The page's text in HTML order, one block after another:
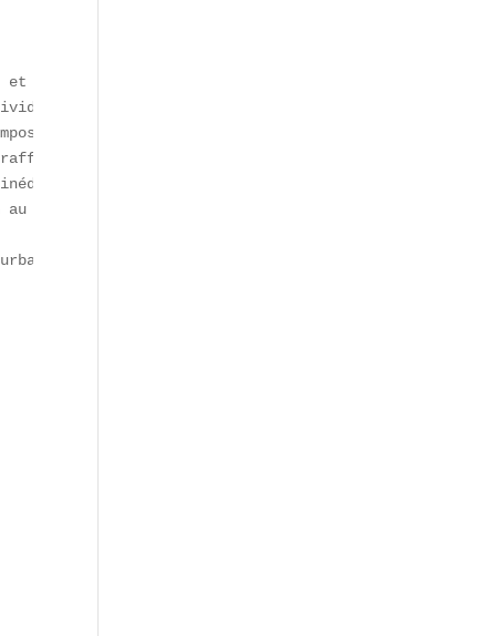
de la **gastronomie urbaine** en France :
Né sur TikTok et plébiscité à Paris, Lyon
dans les menus des boulangeries et food trucks.
raffinée.
inédites.
bois font renaître les saveurs d’antan.
innovant. Selon un sondage 2024, **67 %**